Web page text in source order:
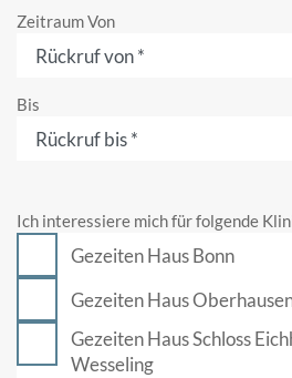
Zeitraum Von
Bis
Ich interessiere mich für folgende
Gezeiten Haus Bonn
Gezeiten Haus
Gezeiten Haus Schloss
Wesseling